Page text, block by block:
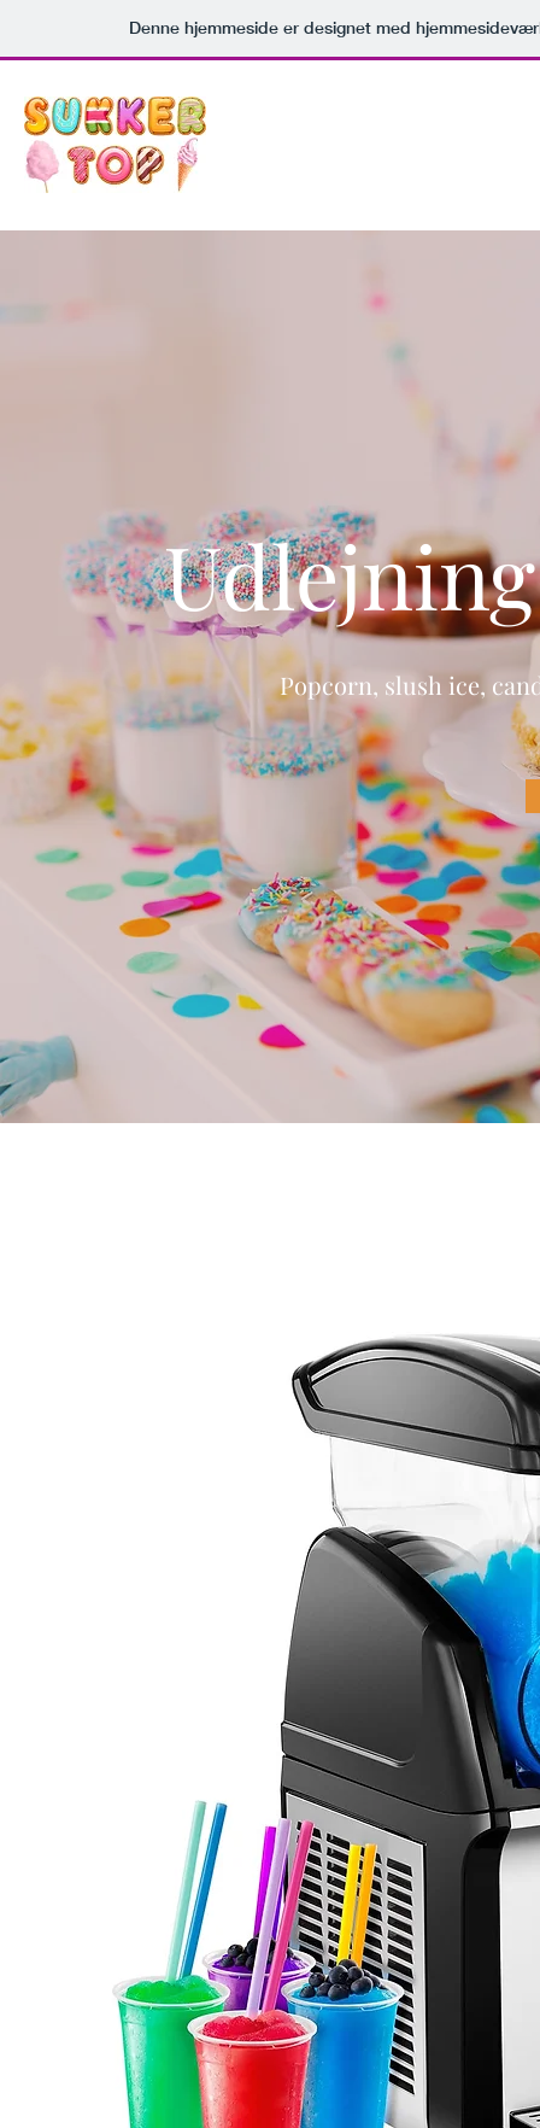
Denne hjemmeside er designet med
Popcorn, slush ice,